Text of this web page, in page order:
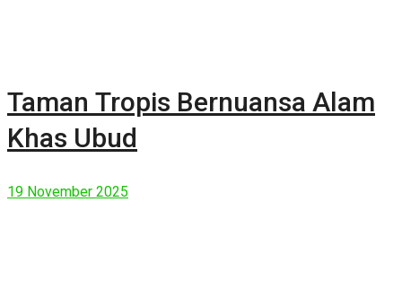
Taman Tropis Bernuansa Alam
Khas Ubud
19 November 2025